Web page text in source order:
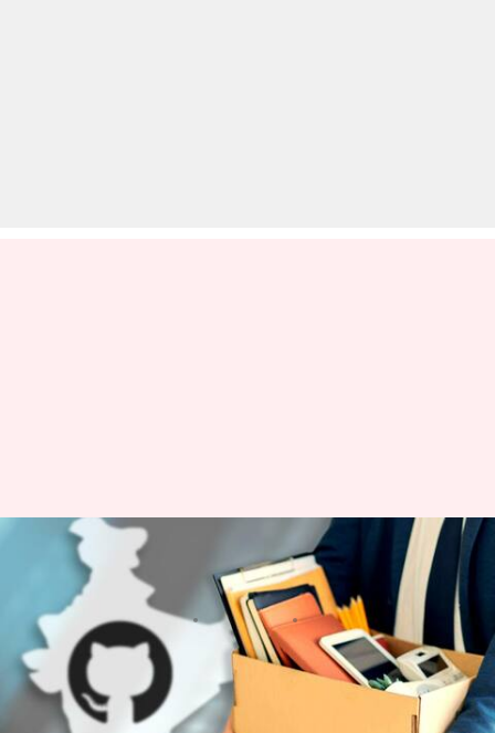
142 మంది భారత సిబ్బందిని
తొలగించిన మైక్రోసాఫ్ట్ గిట్‌హబ్
వ్రాసిన వారు Nishkala Sathivada Mar 29, 2023 03:25 pm
ఈ వార్తాకథనం ఏంటి
మైక్రోసాఫ్ట్ యాజమాన్యంలోని గిట్‌హబ్ భారతదేశంలోని